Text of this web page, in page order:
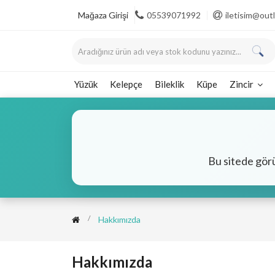
Mağaza Girişi 05539071992
Yüzük Kelepçe Bileklik Küpe Zincir
Bu sitede
Hakkımızda
Hakkımızda